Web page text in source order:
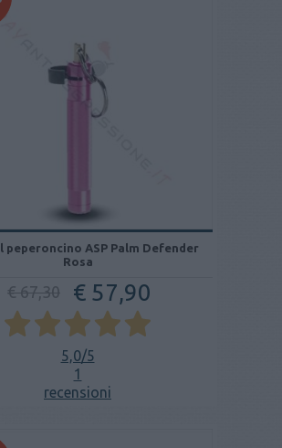
peperoncino ASP Palm Defender
Rosa
€ 67,30 € 57,90
5,0/5
1
recensioni